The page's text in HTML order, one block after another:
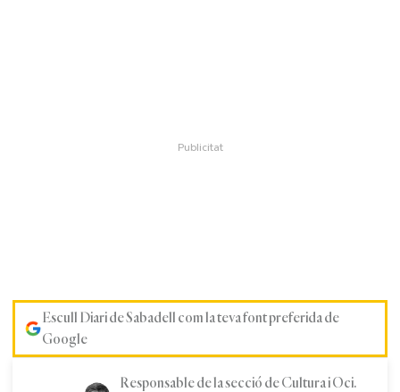
Escull Diari de Sabadell com la teva font preferida de
Google
Responsable de la secció de Cultura i Oci.